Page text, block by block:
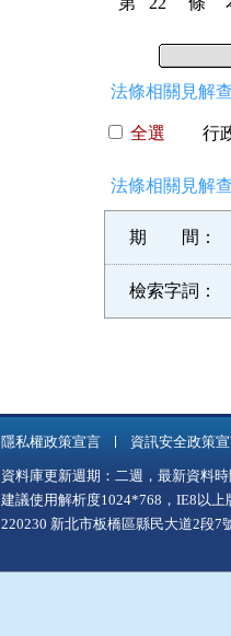
法條相關見解
全選 行
法條相關見解
期 間：
檢索字詞：
隱私權政策宣言 資訊安全政策
資料庫更新週期：二週，最新資料時
建議使用解析度1024*768，IE8以上
220230 新北市板橋區縣民大道2段